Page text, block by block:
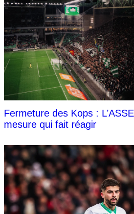
Fermeture des Kops :
mesure qui fait réagir